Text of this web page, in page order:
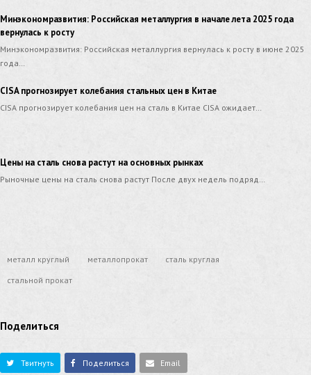
Минэкономразвития: Российская металлургия в начале лета 2025 года
вернулась к росту
Минэкономразвития: Российская металлургия вернулась к росту в июне 2025
года…
CISA прогнозирует колебания стальных цен в Китае
CISA прогнозирует колебания цен на сталь в Китае CISA ожидает…
Цены на сталь снова растут на основных рынках
Рыночные цены на сталь снова растут После двух недель подряд…
металл круглый металлопрокат сталь круглая
стальной прокат
Поделиться
Твитнуть Поделиться Email